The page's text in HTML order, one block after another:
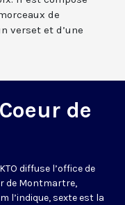
de
verset et d’une
de
diffuse l’office de
de Montmartre,
l’indique, sexte est la